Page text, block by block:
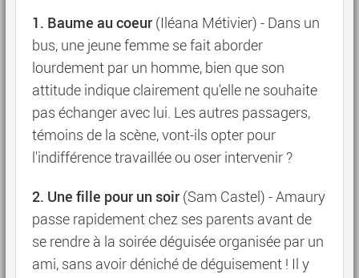
1. Baume au coeur(Iléana Métivier) - Dans un
bus, une jeune femme se fait aborder
lourdement par un homme, bien que son
attitude indique clairement qu'elle ne souhaite
pas échanger avec lui. Les autres passagers,
témoins de la scène, vont-ils opter pour
l'indifférence travaillée ou oser intervenir ?
2. Une fille pour un soir(Sam Castel) - Amaury
passe rapidement chez ses parents avant de
se rendre à la soirée déguisée organisée par un
ami, sans avoir déniché de déguisement ! Il y